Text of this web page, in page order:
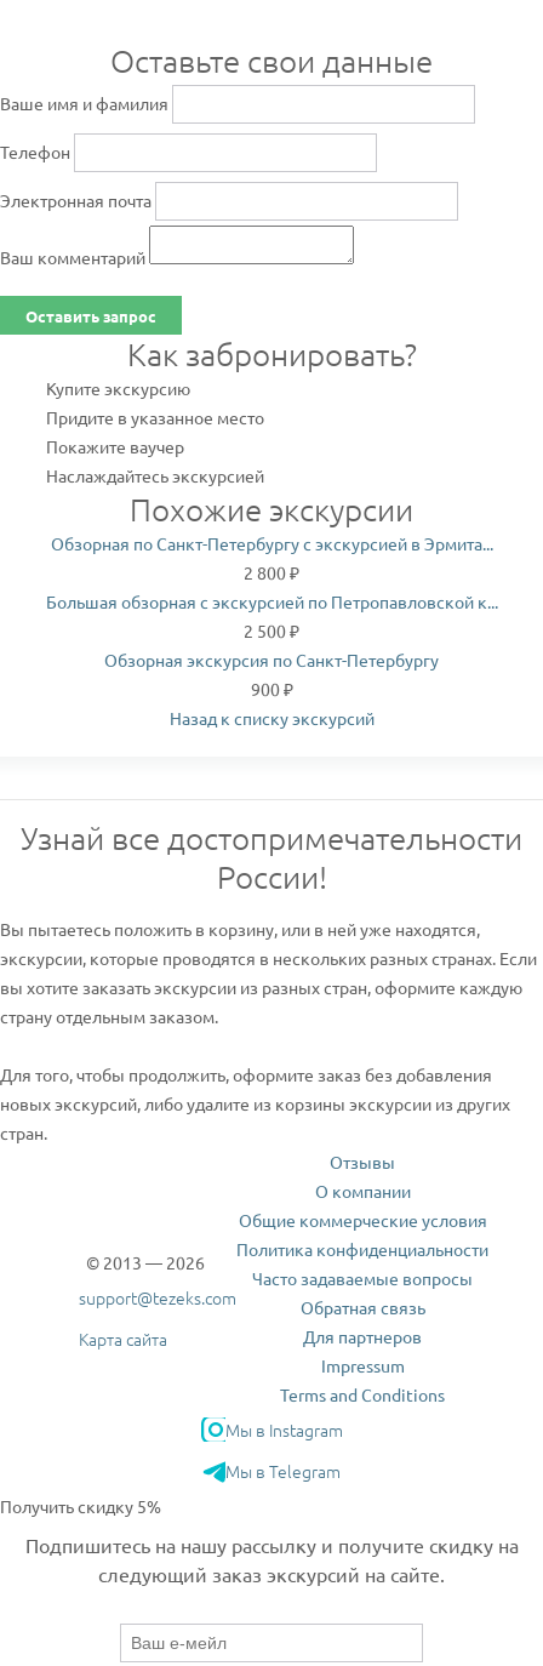
Оставьте свои данные
Ваше имя и фамилия
Телефон
Электронная почта
Ваш комментарий
Оставить запрос
Как забронировать?
Купите экскурсию
Придите в указанное место
Покажите ваучер
Наслаждайтесь экскурсией
Похожие экскурсии
Обзорная по Санкт-Петербургу с экскурсией в Эрмита...
2 800 ₽
Большая обзорная с экскурсией по Петропавловской к...
2 500 ₽
Обзорная экскурсия по Санкт-Петербургу
900 ₽
Назад к списку экскурсий
Узнай все достопримечательности
России!
Вы пытаетесь положить в корзину, или в ней уже находятся,
экскурсии, которые проводятся в нескольких разных странах. Если
вы хотите заказать экскурсии из разных стран, оформите каждую
страну отдельным заказом.
Для того, чтобы продолжить, оформите заказ без добавления
новых экскурсий, либо удалите из корзины экскурсии из других
стран.
© 2013 — 2026
support@tezeks.com
Карта сайта
Отзывы
О компании
Общие коммерческие условия
Политика конфиденциальности
Часто задаваемые вопросы
Обратная связь
Для партнеров
Impressum
Terms and Conditions
Мы в Instagram
Мы в Telegram
Получить скидку 5%
Подпишитесь на нашу рассылку и получите скидку на
следующий заказ экскурсий на сайте.